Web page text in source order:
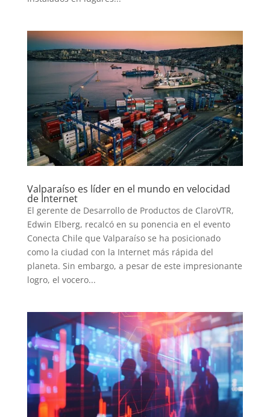
INICIO
PELICULAS
Valparaíso es líder en el mundo en velocidad
de Internet
El gerente de Desarrollo de Productos de ClaroVTR,
Edwin Elberg, recalcó en su ponencia en el evento
Conecta Chile que Valparaíso se ha posicionado
como la ciudad con la Internet más rápida del
planeta. Sin embargo, a pesar de este impresionante
logro, el vocero...